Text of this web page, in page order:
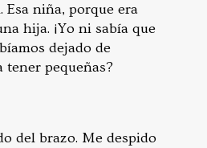
Esa niña, porque era
hija. ¡Yo ni sabía que
dejado de
tener pequeñas?
del brazo. Me despido